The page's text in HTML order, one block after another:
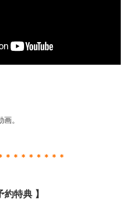
。
＊＊＊＊＊＊＊＊
特典 】